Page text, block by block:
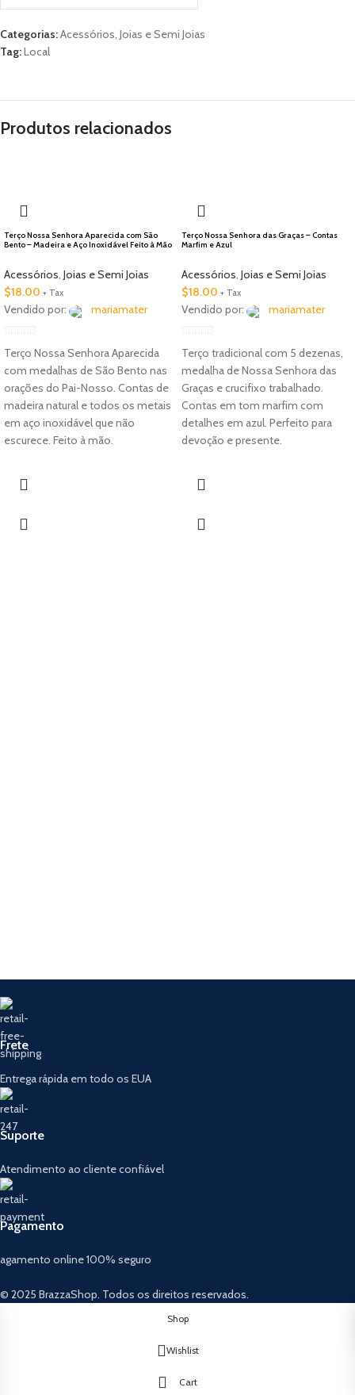
0
of
Categorias:Acessórios, Joias e Semi Joias
Tag:Local
Produtos relacionados
Terço Nossa Senhora Aparecida com São
Bento – Madeira e Aço Inoxidável Feito à Mão
Acessórios, Joias e Semi Joias
$18.00 + Tax
Vendido por: mariamater
0
Terço Nossa Senhora Aparecida
com medalhas de São Bento nas
orações do Pai-Nosso. Contas de
madeira natural e todos os metais
em aço inoxidável que não
escurece. Feito à mão.
Terço Nossa Senhora das Graças – Contas
Marfim e Azul
Acessórios, Joias e Semi Joias
$18.00 + Tax
Vendido por: mariamater
0
of
5
Terço tradicional com 5 dezenas,
medalha de Nossa Senhora das
Graças e crucifixo trabalhado.
Contas em tom marfim com
detalhes em azul. Perfeito para
devoção e presente.
Frete
Entrega rápida em todo os EUA
Suporte
Atendimento ao cliente confiável
Pagamento
agamento online 100% seguro
© 2025 BrazzaShop. Todos os direitos reservados.
Shop
Wishlist
Cart